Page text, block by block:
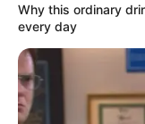
Why this ordinary
every day